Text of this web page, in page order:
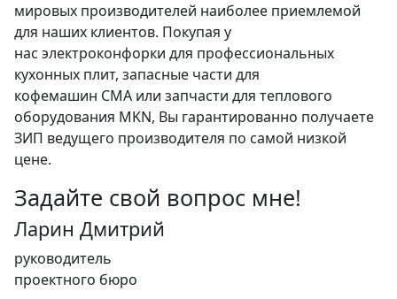
мировых производителей наиболее приемлемой
для наших клиентов. Покупая у
нас электроконфорки для профессиональных
кухонных плит, запасные части для
кофемашин CMA или запчасти для теплового
оборудования MKN, Вы гарантированно получаете
ЗИП ведущего производителя по самой низкой
цене.
Задайте свой вопрос мне!
Ларин Дмитрий
руководитель
проектного бюро